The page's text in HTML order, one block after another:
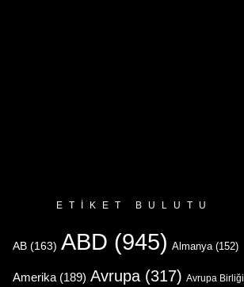
ETIKET BULUTU
AB (163) ABD (945) Almanya (152)
Amerika (189) Avrupa (317) Avrupa Birliği